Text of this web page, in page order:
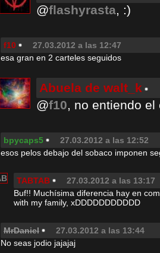
@flashyrasta, :)
f10
27.03.2012 a las 12:47
esa gran en 2 carteles seguidos
Abuela de walt_k
@f10, no entiendo el
bpycaps5
27.03.2012 a las 12:52
esos pelos debajo del sobaco imponen
TABTAB
27.03.2012 a las 13:17
Buf!! Muchísima diferencia hay en
with my family, xDDDDDDDDDDD
MrDaniel
27.03.2012 a las 13:44
No seas jodio jajajaj